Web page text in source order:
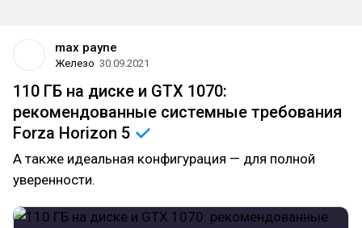
max payne
Железо 30.09.2021
110 ГБ на диске и GTX 1070:
рекомендованные системные требования
Forza Horizon 5
А также идеальная конфигурация — для полной
уверенности.